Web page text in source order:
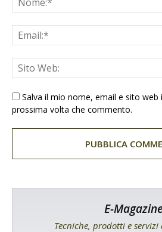
Salva il mio nome, email e sito
prossima volta che commento.
E-
Tecniche, prodotti e servizi